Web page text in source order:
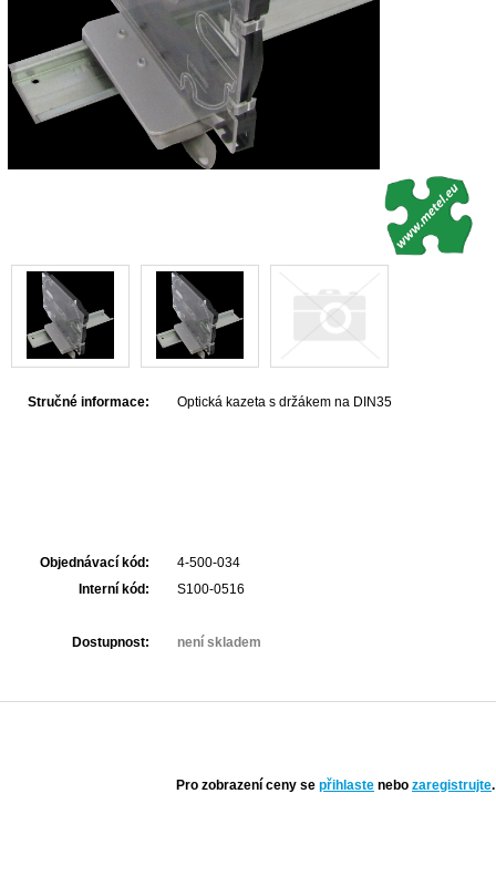
Stručné informace: Optická kazeta s držákem na DIN35
Objednávací kód:
4-500-034
Interní kód:
S100-0516
Dostupnost: není skladem
Pro zobrazení ceny se přihlaste nebo zaregistrujte.